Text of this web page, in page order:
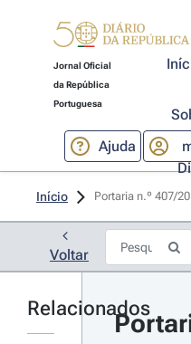
Jornal Oficial
da República
Portuguesa
Ajuda
Início Portaria n.º 407/
Voltar
Relacionados